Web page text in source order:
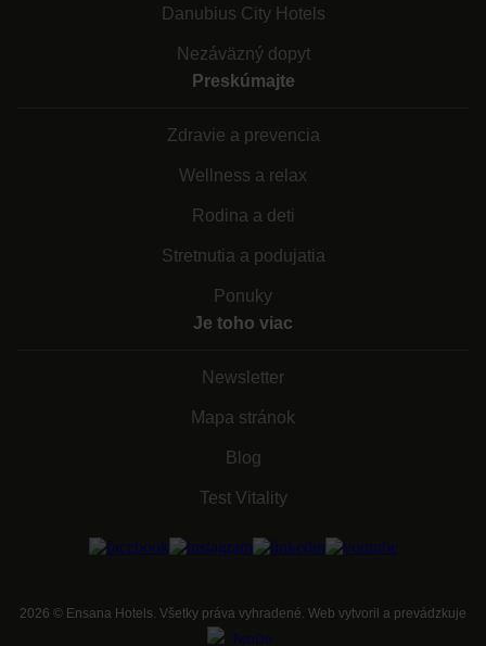
Danubius City Hotels
Nezáväzný dopyt
Preskúmajte
Zdravie a prevencia
Wellness a relax
Rodina a deti
Stretnutia a podujatia
Ponuky
Je toho viac
Newsletter
Mapa stránok
Blog
Test Vitality
2026 © Ensana Hotels. Všetky práva vyhradené. Web vytvoril a prevádzkuje